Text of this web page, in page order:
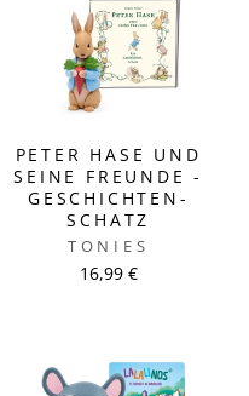
PETER HASE UND
SEINE FREUNDE -
GESCHICHTEN-
SCHATZ
TONIES
16,99 €